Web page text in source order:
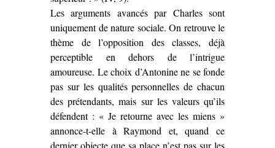
Les arguments avancés par Charles sont
uniquement de nature sociale. On retrouve le
thème de l’opposition des classes, déjà
perceptible en dehors de l’intrigue
amoureuse. Le choix d’Antonine ne se fonde
pas sur les qualités personnelles de chacun
des prétendants, mais sur les valeurs qu’ils
défendent : « Je retourne avec les miens »
annonce-t-elle à Raymond et, quand ce
dernier objecte que sa place n’est pas sur les